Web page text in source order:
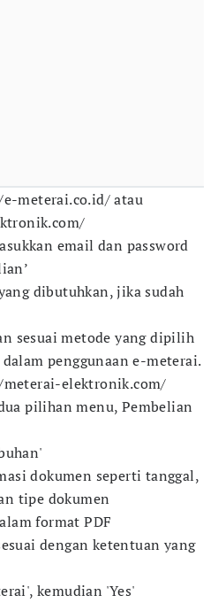
meterai.co.id/ atau
email dan password
dibutuhkan, jika sudah
sesuai metode yang dipilih
penggunaan e-meterai.
elektronik.com/
pilihan menu, Pembelian
dokumen seperti tanggal,
tipe dokumen
format PDF
dengan ketentuan yang
kemudian 'Yes'